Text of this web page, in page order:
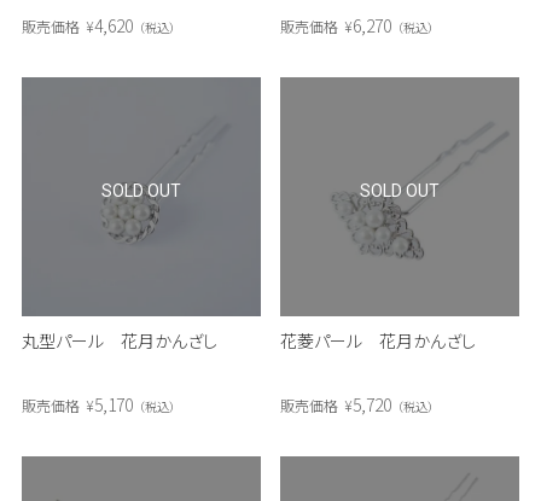
販売価格 ¥4,620 税込 販売価格 ¥6,270 税込
丸型パール 花月かんざし
販売価格 ¥5,170 税込
SOLD OUT
花菱パール 花月かんざし
販売価格 ¥5,720 税込
SOLD OUT